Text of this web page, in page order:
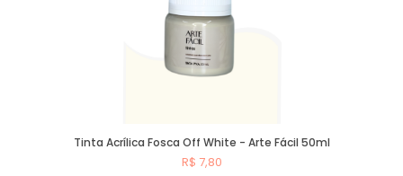
Tinta Acrílica Fosca Off White - Arte Fácil 50ml
R$ 7,80